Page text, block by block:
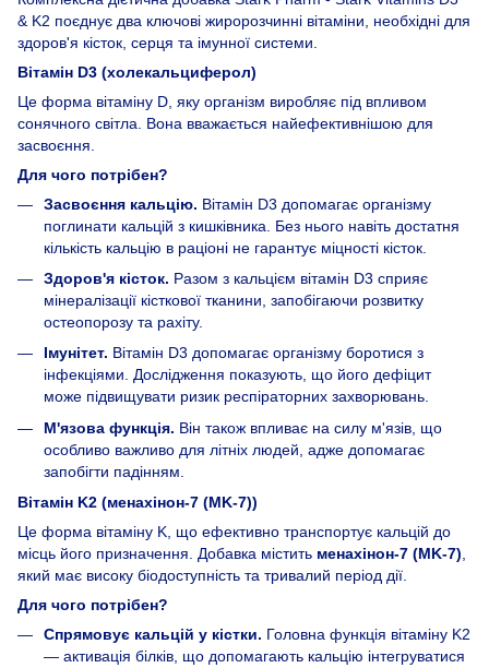
& K2 поєднує два ключові жиророзчинні вітаміни, необхідні для
здоров'я кісток, серця та імунної системи.
Вітамін D3 (холекальциферол)
Це форма вітаміну D, яку організм виробляє під впливом
сонячного світла. Вона вважається найефективнішою для
засвоєння.
Для чого потрібен?
Засвоєння кальцію. Вітамін D3 допомагає організму
поглинати кальцій з кишківника. Без нього навіть достатня
кількість кальцію в раціоні не гарантує міцності кісток.
Здоров'я кісток. Разом з кальцієм вітамін D3 сприяє
мінералізації кісткової тканини, запобігаючи розвитку
остеопорозу та рахіту.
Імунітет. Вітамін D3 допомагає організму боротися з
інфекціями. Дослідження показують, що його дефіцит
може підвищувати ризик респіраторних захворювань.
М'язова функція. Він також впливає на силу м'язів, що
особливо важливо для літніх людей, адже допомагає
запобігти падінням.
Вітамін K2 (менахінон-7 (MK-7))
Це форма вітаміну K, що ефективно транспортує кальцій до
місць його призначення. Добавка містить менахінон-7 (MK-7)
який має високу біодоступність та тривалий період дії.
Для чого потрібен?
Спрямовує кальцій у кістки. Головна функція вітаміну K2
— активація білків, що допомагають кальцію інтегруватися